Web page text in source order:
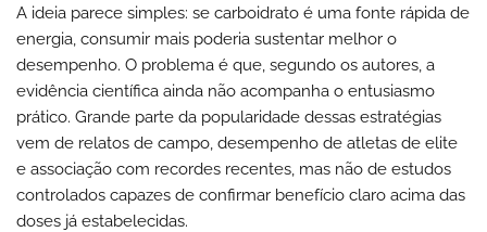
A ideia parece simples: se carboidrato é uma fonte rápida de
energia, consumir mais poderia sustentar melhor o
desempenho. O problema é que, segundo os autores, a
evidência científica ainda não acompanha o entusiasmo
prático. Grande parte da popularidade dessas estratégias
vem de relatos de campo, desempenho de atletas de elite
e associação com recordes recentes, mas não de estudos
controlados capazes de confirmar benefício claro acima das
doses já estabelecidas.